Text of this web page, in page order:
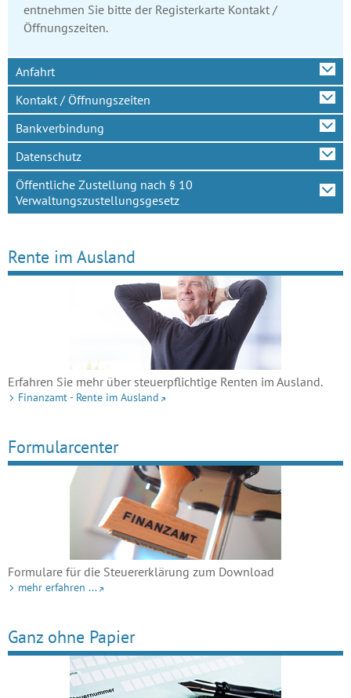
entnehmen Sie bitte der Registerkarte Kontakt /
Öffnungszeiten.
Anfahrt
Kontakt / Öffnungszeiten
Bankverbindung
Datenschutz
Öffentliche Zustellung nach § 10
Verwaltungszustellungsgesetz
Rente im Ausland
Erfahren Sie mehr über steuerpflichtige Renten im Ausland.
Finanzamt - Rente im Ausland
Formularcenter
Formulare für die Steuererklärung zum Download
mehr erfahren ...
Ganz ohne Papier